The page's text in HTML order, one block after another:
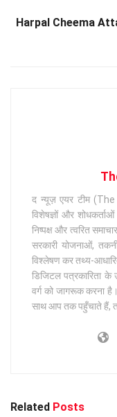
Harpal Cheema
द न्यूज़ एयर टीम
विशेषज्ञों और
निष्पक्ष और त्वरित
सरकारी योजनाओं,
विश्लेषण कर तथ्य-
डिजिटल पत्रकारिता
वर्ग को जागरूक करना है।
साथ आप तक पहुँचाते हैं,
Related Posts